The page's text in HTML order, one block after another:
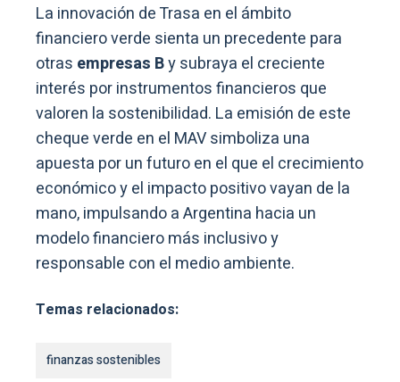
La innovación de Trasa en el ámbito
financiero verde sienta un precedente para
otras empresas By subraya el creciente
interés por instrumentos financieros que
valoren la sostenibilidad. La emisión de este
cheque verde en el MAV simboliza una
apuesta por un futuro en el que el crecimiento
económico y el impacto positivo vayan de la
mano, impulsando a Argentina hacia un
modelo financiero más inclusivo y
responsable con el medio ambiente.
Temas relacionados:
finanzas sostenibles